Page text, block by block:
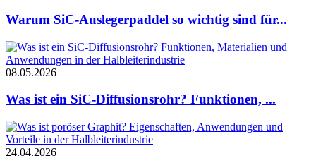
Warum SiC-Auslegerpaddel so wichtig sind für...
08.05.2026
Was ist ein SiC-Diffusionsrohr? Funktionen, ...
24.04.2026